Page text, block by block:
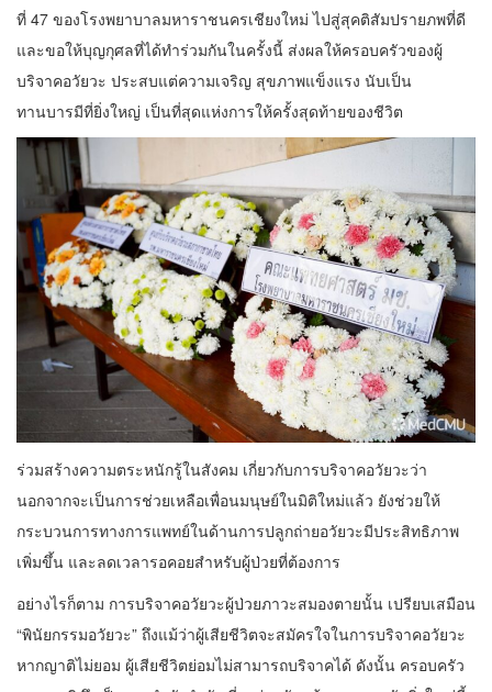
ที่ 47 ของโรงพยาบาลมหาราชนครเชียงใหม่ ไปสู่สุคติสัมปรายภพที่ดี
และขอให้บุญกุศลที่ได้ทำร่วมกันในครั้งนี้ ส่งผลให้ครอบครัวของผู้
บริจาคอวัยวะ ประสบแต่ความเจริญ สุขภาพแข็งแรง นับเป็น
ทานบารมีที่ยิ่งใหญ่ เป็นที่สุดแห่งการให้ครั้งสุดท้ายของชีวิต
ร่วมสร้างความตระหนักรู้ในสังคม เกี่ยวกับการบริจาคอวัยวะว่า
นอกจากจะเป็นการช่วยเหลือเพื่อนมนุษย์ในมิติใหม่แล้ว ยังช่วยให้
กระบวนการทางการแพทย์ในด้านการปลูกถ่ายอวัยวะมีประสิทธิภาพ
เพิ่มขึ้น และลดเวลารอคอยสำหรับผู้ป่วยที่ต้องการ
อย่างไรก็ตาม การบริจาคอวัยวะผู้ป่วยภาวะสมองตายนั้น เปรียบเสมือน
“พินัยกรรมอวัยวะ” ถึงแม้ว่าผู้เสียชีวิตจะสมัครใจในการบริจาคอวัยวะ
หากญาติไม่ยอม ผู้เสียชีวิตย่อมไม่สามารถบริจาคได้ ดังนั้น ครอบครัว